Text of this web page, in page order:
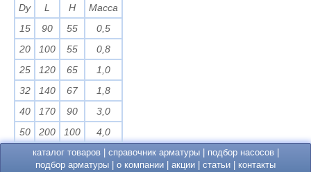
Dy L H
Масса
15
90 55
0,5
20
100 55
0,8
25
120 65
1,0
32
140 67
1,8
40
170 90
3,0
50
200 100 4,0
каталог товаров| справочник арматуры| подбор насосов|
подбор арматуры
о компании акции статьи контакты